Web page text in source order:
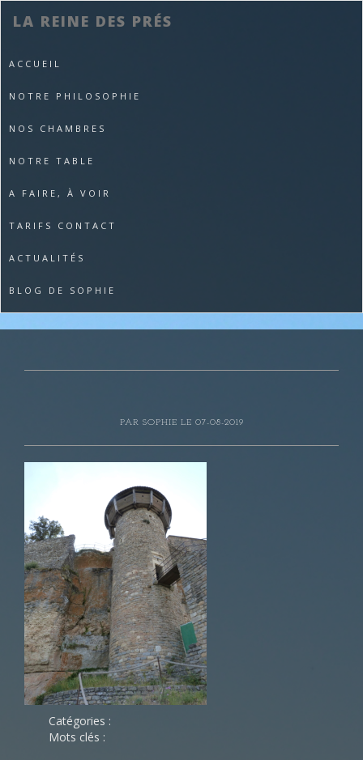
LA REINE DES PRÉS
ACCUEIL
NOTRE PHILOSOPHIE
NOS CHAMBRES
NOTRE TABLE
A FAIRE, À VOIR
TARIFS CONTACT
ACTUALITÉS
BLOG DE SOPHIE
PAR SOPHIE LE 07-08-2019
Catégories :
Mots clés :